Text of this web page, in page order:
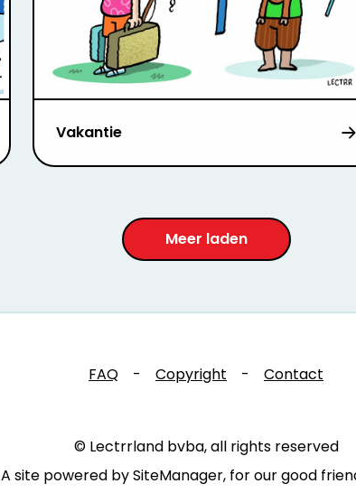
Vakantie
Meer laden
FAQ - Copyright - Contact
© Lectrrland bvba, all rights reserved
A site powered by SiteManager, for our good